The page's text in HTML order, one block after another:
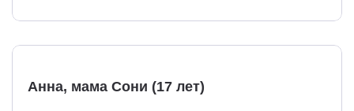
Анна, мама Сони (17 лет)